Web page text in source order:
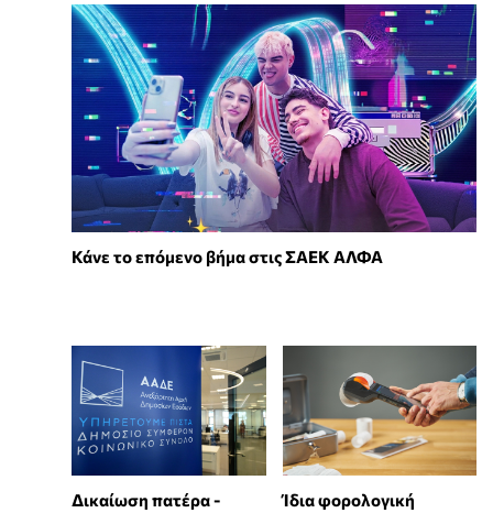
Κάνε το επόμενο βήμα στις ΣΑΕΚ ΑΛΦΑ
Δικαίωση πατέρα -
Ίδια φορολογική